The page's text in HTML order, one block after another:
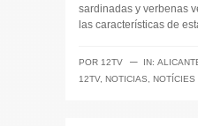
sardinadas y verbenas
las características de
POR 12TV ─ IN:
12TV, NOTICIAS NOTÍCIES